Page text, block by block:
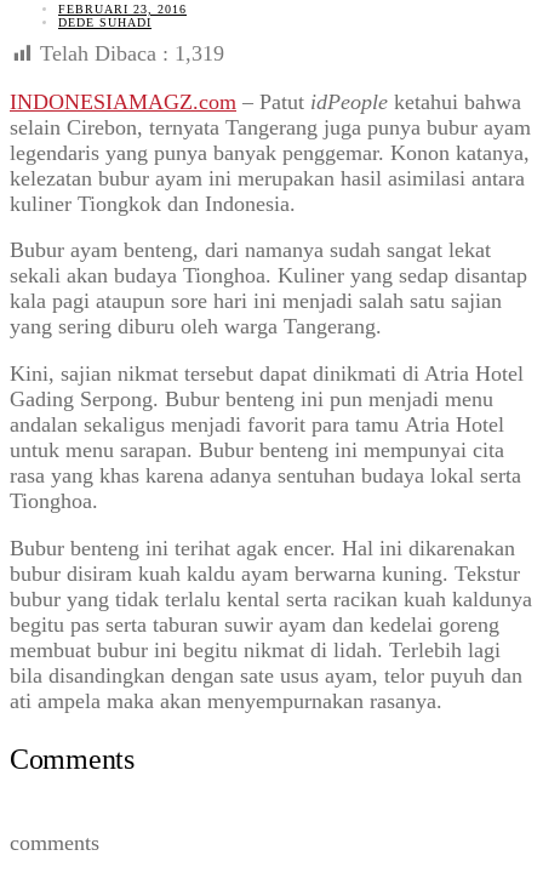
FEBRUARI 23, 2016
DEDE SUHADI
Telah Dibaca : 1,319
INDONESIAMAGZ.com – Patut idPeople ketahui bahwa
selain Cirebon, ternyata Tangerang juga punya bubur ayam
legendaris yang punya banyak penggemar. Konon katanya,
kelezatan bubur ayam ini merupakan hasil asimilasi antara
kuliner Tiongkok dan Indonesia.
Bubur ayam benteng, dari namanya sudah sangat lekat
sekali akan budaya Tionghoa. Kuliner yang sedap disantap
kala pagi ataupun sore hari ini menjadi salah satu sajian
yang sering diburu oleh warga Tangerang.
Kini, sajian nikmat tersebut dapat dinikmati di Atria Hotel
Gading Serpong. Bubur benteng ini pun menjadi menu
andalan sekaligus menjadi favorit para tamu Atria Hotel
untuk menu sarapan. Bubur benteng ini mempunyai cita
rasa yang khas karena adanya sentuhan budaya lokal serta
Tionghoa.
Bubur benteng ini terihat agak encer. Hal ini dikarenakan
bubur disiram kuah kaldu ayam berwarna kuning. Tekstur
bubur yang tidak terlalu kental serta racikan kuah kaldunya
begitu pas serta taburan suwir ayam dan kedelai goreng
membuat bubur ini begitu nikmat di lidah. Terlebih lagi
bila disandingkan dengan sate usus ayam, telor puyuh dan
ati ampela maka akan menyempurnakan rasanya.
Comments
comments